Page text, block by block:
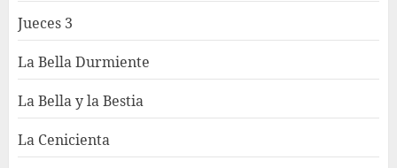
Jueces 3
La Bella Durmiente
La Bella y la Bestia
La Cenicienta